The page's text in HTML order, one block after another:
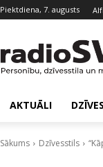
piektdiena, 7. augusts
AKTUĀLI
Sākums Dzīvesstils